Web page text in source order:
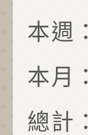
本週：
本月：
總計：